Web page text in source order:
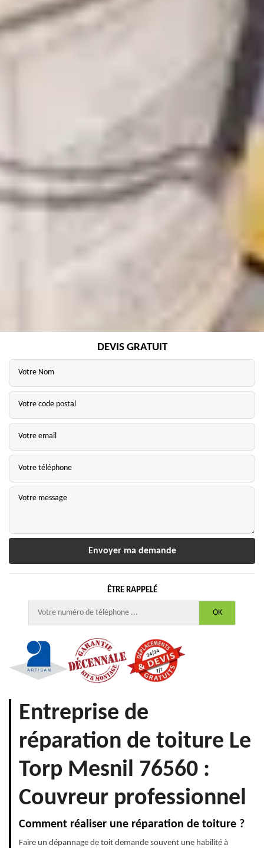
DEVIS GRATUIT
ÊTRE RAPPELÉ
Entreprise de
réparation de toiture Le
Torp Mesnil 76560 :
Couvreur professionnel
Comment réaliser une réparation de toiture ?
Faire un dépannage de toit demande souvent une habilité à